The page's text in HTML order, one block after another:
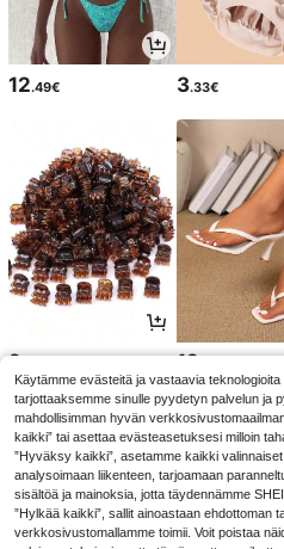
12.49€ 3.33€
2 12
Käytämme evästeitä ja vastaavia
tarjottaaksemme sinulle pyydetyn palvelun ja
mahdollisimman hyvän
kaikki” tai asettaa evästeasetuksesi milloin
”Hyväksy kaikki”, asetamme kaikki
analysoimaan liikenteen, tarjoamaan
sisältöä ja mainoksia, jotta täydennämme
”Hylkää kaikki”, sallit ainoastaan ehdottoman
verkkosivustomallamme toimii. Voit poistaa